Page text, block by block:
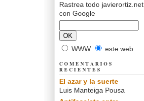
Rastrea todo javierortiz.net
con Google
WWW este web
COMENTARIOS
RECIENTES
El azar y la suerte
Luis Manteiga Pousa